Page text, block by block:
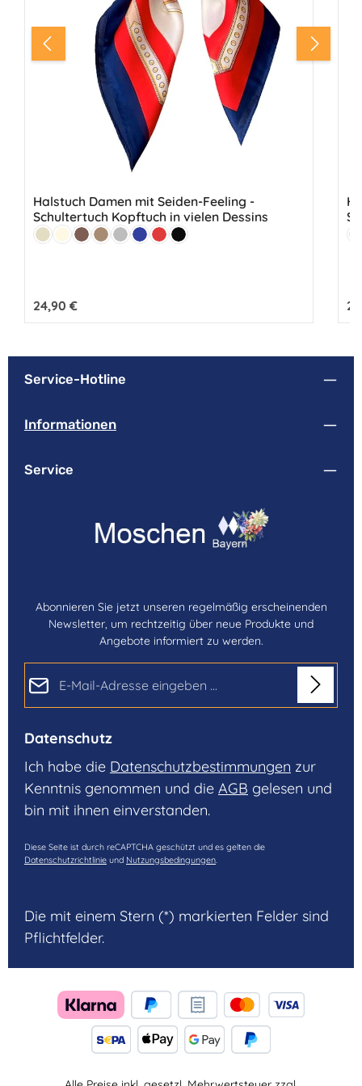
Halstuch Damen mit Seiden-Feeling -
Schultertuch Kopftuch in vielen Dessins
Farbe:
BeigeCremeBraunHellbraun
GrauMarineRot Schwarz
Regulärer Preis:
24,90 €
Service-Hotline
Informationen
Service
Abonnieren Sie jetzt unseren regelmäßig erscheinenden
Newsletter, um rechtzeitig über neue Produkte und
Angebote informiert zu werden.
Datenschutz
Ich habe die Datenschutzbestimmungen zur
Kenntnis genommen und die AGB gelesen und
bin mit ihnen einverstanden.
Diese Seite ist durch reCAPTCHA geschützt und es gelten die
Datenschutzrichtlinie und Nutzungsbedingungen.
Die mit einem Stern (*) markierten Felder sind
Pflichtfelder.